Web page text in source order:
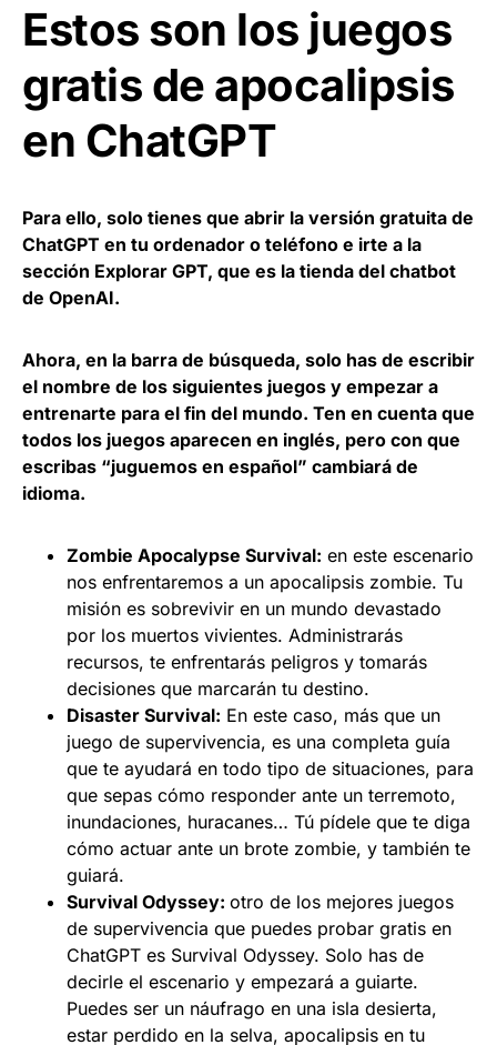
Estos son los juegos
gratis de apocalipsis
en ChatGPT
Para ello, solo tienes que abrir la versión gratuita de
ChatGPT en tu ordenador o teléfono e irte a la
sección Explorar GPT, que es la tienda del chatbot
de OpenAI.
Ahora, en la barra de búsqueda, solo has de escribir
el nombre de los siguientes juegos y empezar a
entrenarte para el fin del mundo. Ten en cuenta que
todos los juegos aparecen en inglés, pero con que
escribas “juguemos en español” cambiará de
idioma.
Zombie Apocalypse Survival: en este escenario
nos enfrentaremos a un apocalipsis zombie. Tu
misión es sobrevivir en un mundo devastado
por los muertos vivientes. Administrarás
recursos, te enfrentarás peligros y tomarás
decisiones que marcarán tu destino.
Disaster Survival: En este caso, más que un
juego de supervivencia, es una completa guía
que te ayudará en todo tipo de situaciones, para
que sepas cómo responder ante un terremoto,
inundaciones, huracanes… Tú pídele que te diga
cómo actuar ante un brote zombie, y también te
guiará.
Survival Odyssey: otro de los mejores juegos
de supervivencia que puedes probar gratis en
ChatGPT es Survival Odyssey. Solo has de
decirle el escenario y empezará a guiarte.
Puedes ser un náufrago en una isla desierta,
estar perdido en la selva, apocalipsis en tu